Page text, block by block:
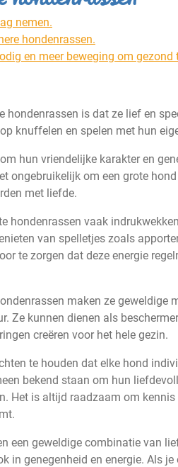
nemen.
hondenrassen.
en meer beweging om gezond
hondenrassen is dat ze lief en
knuffelen en spelen met hun
hun vriendelijke karakter en
ongebruikelijk om een grote
met liefde.
hondenrassen vaak
van spelletjes zoals
te zorgen dat deze energie
maken ze geweldige
Ze kunnen dienen als
creëren voor het hele gezin.
te houden dat elke hond
bekend staan om hun
Het is altijd raadzaam om
een geweldige combinatie van
in genegenheid en energie. Als